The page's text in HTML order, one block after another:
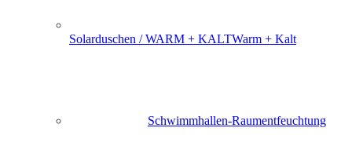
Solarduschen / WARM + KALTWarm + Kalt
Schwimmhallen-Raumentfeuchtung